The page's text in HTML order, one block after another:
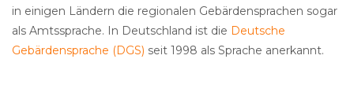
in einigen Ländern die regionalen Gebärdensprachen sogar
als Amtssprache. In Deutschland ist die Deutsche
Gebärdensprache (DGS) seit 1998 als Sprache anerkannt.